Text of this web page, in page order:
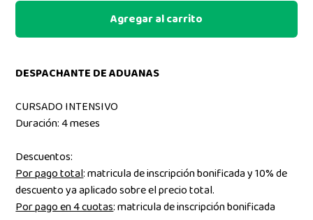
Agregar al carrito
DESPACHANTE DE ADUANAS
CURSADO INTENSIVO
Duración: 4 meses
Descuentos:
Por pago total: matricula de inscripción bonificada y 10% de
descuento ya aplicado sobre el precio total.
Por pago en 4 cuotas: matricula de inscripción bonificada